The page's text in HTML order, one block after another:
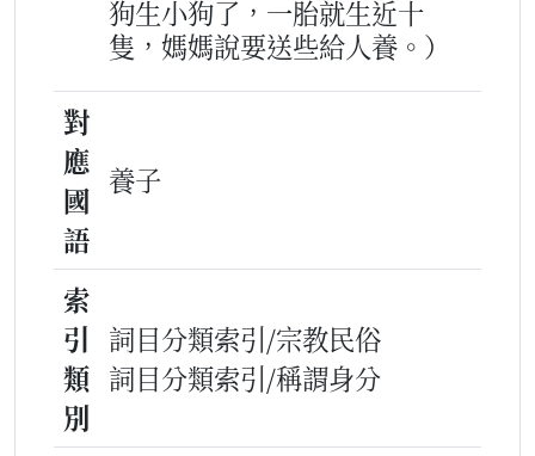
狗生小狗了，一胎就生近十
隻，媽媽說要送些給人養。）
對
應
國
語
養子
索
引
類
別
詞目分類索引/宗教民俗
詞目分類索引/稱謂身分